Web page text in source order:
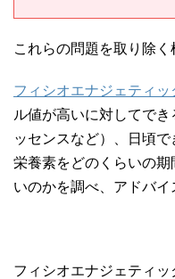
これらの問題を取り除く
フィシオエナジェティッ
ル値が高いに対してで
ッセンスなど）、日頃
栄養素をどのくらいの
いのかを調べ、アドバイ
フィシオエナジェティッ